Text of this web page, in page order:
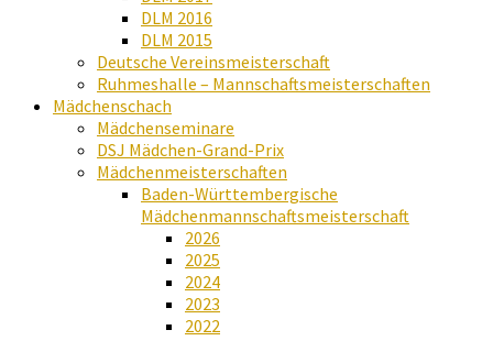
DLM 2016
DLM 2015
Deutsche Vereinsmeisterschaft
Ruhmeshalle – Mannschaftsmeisterschaften
Mädchenschach
Mädchenseminare
DSJ Mädchen-Grand-Prix
Mädchenmeisterschaften
Baden-Württembergische
Mädchenmannschaftsmeisterschaft
2026
2025
2024
2023
2022